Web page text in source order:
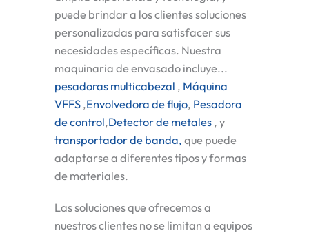
puede brindar a los clientes soluciones
personalizadas para satisfacer sus
necesidades específicas. Nuestra
maquinaria de envasado incluye...
pesadoras multicabezal , Máquina
VFFS ,Envolvedora de flujo, Pesadora
de control,Detector de metales , y
transportador de banda, que puede
adaptarse a diferentes tipos y formas
de materiales.
Las soluciones que ofrecemos a
nuestros clientes no se limitan a equipos